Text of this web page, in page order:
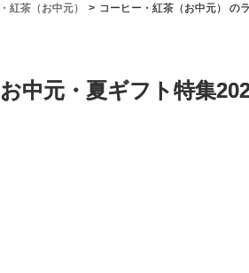
紅茶（お中元） コーヒー・紅茶（お中元） の
お中元・夏ギフト特集